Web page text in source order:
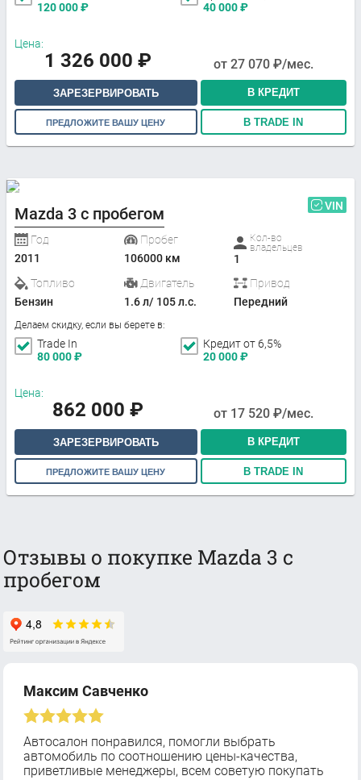
120 000₽
40 000₽
Цена:
1 326 000 ₽ от 27 070 ₽/мес.
ЗАРЕЗЕРВИРОВАТЬ В КРЕДИТ
ПРЕДЛОЖИТЕ ВАШУ ЦЕНУ В TRADE IN
Mazda 3 с пробегом VIN
Год
2011
Пробег
106000 км
Кол-во
владельцев
1
Топливо
Бензин
Двигатель
1.6 л/ 105 л.с.
Привод
Передний
Делаем скидку, если вы берете в:
Trade In
80 000₽
Кредит от 6,5%
20 000₽
Цена:
862 000 ₽ от 17 520 ₽/мес.
ЗАРЕЗЕРВИРОВАТЬ В КРЕДИТ
ПРЕДЛОЖИТЕ ВАШУ ЦЕНУ В TRADE IN
Отзывы о покупке Mazda 3 с
пробегом
Максим Савченко
Автосалон понравился, помогли выбрать
автомобиль по соотношению цены-качества,
приветливые менеджеры, всем советую покупать